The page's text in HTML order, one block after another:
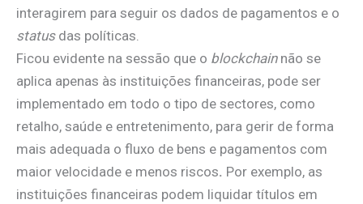
interagirem para seguir os dados de pagamentos e o
statusdas políticas.
Ficou evidente na sessão que o blockchainnão se
aplica apenas às instituições financeiras, pode ser
implementado em todo o tipo de sectores, como
retalho, saúde e entretenimento, para gerir de forma
mais adequada o fluxo de bens e pagamentos com
maior velocidade e menos riscos. Por exemplo, as
instituições financeiras podem liquidar títulos em